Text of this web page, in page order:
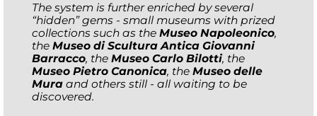
The system is further enriched by several
“hidden” gems - small museums with prized
collections such as the Museo Napoleonico,
the Museo di Scultura Antica Giovanni
Barracco, the Museo Carlo Bilotti, the
Museo Pietro Canonica, the Museo delle
Mura and others still - all waiting to be
discovered.